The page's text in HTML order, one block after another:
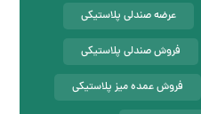
عرضه صندلی پلاستیکی
فروش صندلی پلاستیکی
فروش عمده میز پلاستیکی